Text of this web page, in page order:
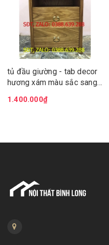
tủ đầu giường - tab decor
hương xám màu sắc sang
đep cho căn phòng
1.400.000₫